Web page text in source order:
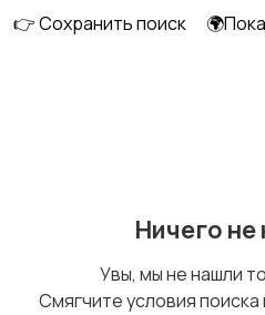
👉 Сохранить поиск
Ничего не
Увы, мы не нашли
Смягчите условия